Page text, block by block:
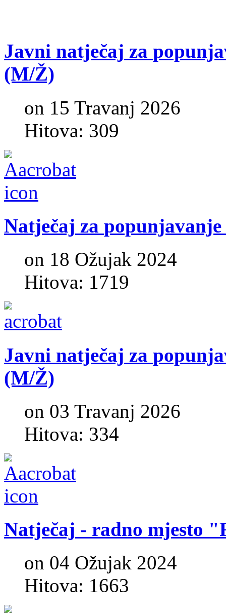
Javni natječaj za
(M/Ž)
on 15 Travanj 2026
Hitova: 309
Natječaj za popunjavanje
on 18 Ožujak 2024
Hitova: 1719
Javni natječaj za
(M/Ž)
on 03 Travanj 2026
Hitova: 334
Natječaj - radno mjesto
on 04 Ožujak 2024
Hitova: 1663